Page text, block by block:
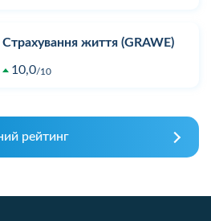
життя (GRAWE)
10,0 10
рейтинг